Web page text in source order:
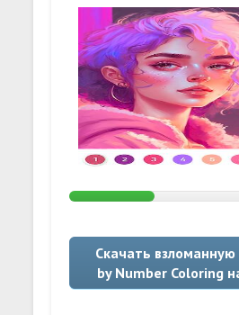
Скачать
by Number Coloring